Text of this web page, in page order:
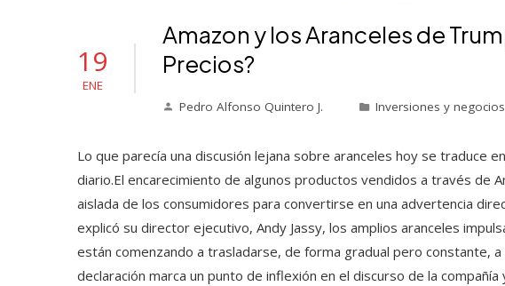
19
ENE
Amazon y los Aranceles de
Precios?
Pedro Alfonso Quintero J. Inversiones y negocios
Lo que parecía una discusión lejana sobre aranceles hoy se traduce
diario.El encarecimiento de algunos productos vendidos a través de
aislada de los consumidores para convertirse en una advertencia
explicó su director ejecutivo, Andy Jassy, los amplios aranceles
están comenzando a trasladarse, de forma gradual pero constante,
declaración marca un punto de inflexión en el discurso de la compañía